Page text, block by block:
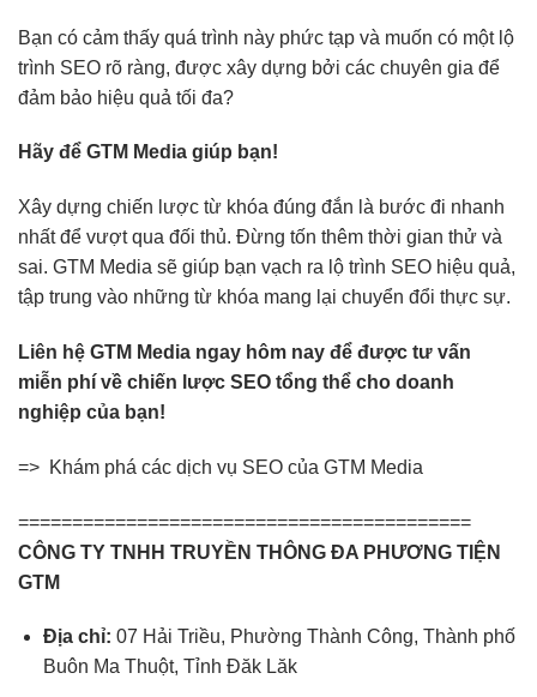
Bạn có cảm thấy quá trình này phức tạp và muốn có một lộ
trình SEO rõ ràng, được xây dựng bởi các chuyên gia để
đảm bảo hiệu quả tối đa?
Hãy để GTM Media giúp bạn!
Xây dựng chiến lược từ khóa đúng đắn là bước đi nhanh
nhất để vượt qua đối thủ. Đừng tốn thêm thời gian thử và
sai. GTM Media sẽ giúp bạn vạch ra lộ trình SEO hiệu quả,
tập trung vào những từ khóa mang lại chuyển đổi thực sự.
Liên hệ GTM Media ngay hôm nay để được tư vấn
miễn phí về chiến lược SEO tổng thể cho doanh
nghiệp của bạn!
=> Khám phá các dịch vụ SEO của GTM Media
==========================================
CÔNG TY TNHH TRUYỀN THÔNG ĐA PHƯƠNG TIỆN
GTM
Địa chỉ: 07 Hải Triều, Phường Thành Công, Thành phố
Buôn Ma Thuột, Tỉnh Đăk Lăk